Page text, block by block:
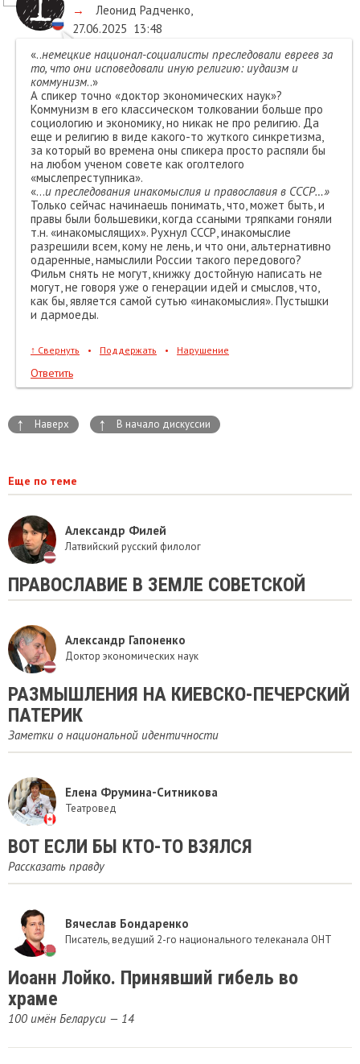
→
Леонид Радченко,
27.06.2025 13:48
«..немецкие национал-социалисты преследовали евреев за
то, что они исповедовали иную религию: иудаизм и
коммунизм..»
А спикер точно «доктор экономических наук»?
Коммунизм в его классическом толковании больше про
социологию и экономику, но никак не про религию. Да
еще и религию в виде какого-то жуткого синкретизма,
за который во времена оны спикера просто распяли бы
на любом ученом совете как оголтелого
«мыслепреступника».
«…и преследования инакомыслия и православия в СССР…»
Только сейчас начинаешь понимать, что, может быть, и
правы были большевики, когда ссаными тряпками гоняли
т.н. «инакомыслящих». Рухнул СССР, инакомыслие
разрешили всем, кому не лень, и что они, альтернативно
одаренные, намыслили России такого передового?
Фильм снять не могут, книжку достойную написать не
могут, не говоря уже о генерации идей и смыслов, что,
как бы, является самой сутью «инакомыслия». Пустышки
и дармоеды.
↑ Свернуть • Поддержать • Нарушение
Ответить
↑ Наверх ↑ В начало дискуссии
Еще по теме
Александр Филей
Латвийский русский филолог
​ПРАВОСЛАВИЕ В ЗЕМЛЕ СОВЕТСКОЙ
Александр Гапоненко
Доктор экономических наук
РАЗМЫШЛЕНИЯ НА КИЕВСКО-ПЕЧЕРСКИЙ
ПАТЕРИК
Заметки о национальной идентичности
Елена Фрумина-Ситникова
Театровед
ВОТ ЕСЛИ БЫ КТО-ТО ВЗЯЛСЯ
Рассказать правду
Вячеслав Бондаренко
Писатель, ведущий 2-го национального телеканала ОНТ
Иоанн Лойко. Принявший гибель во
храме
100 имён Беларуси — 14